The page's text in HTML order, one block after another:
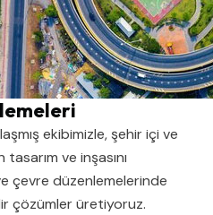
ekibimizle, şehir içi ve
tasarım ve inşasını
çevre düzenlemelerinde
çözümler üretiyoruz.